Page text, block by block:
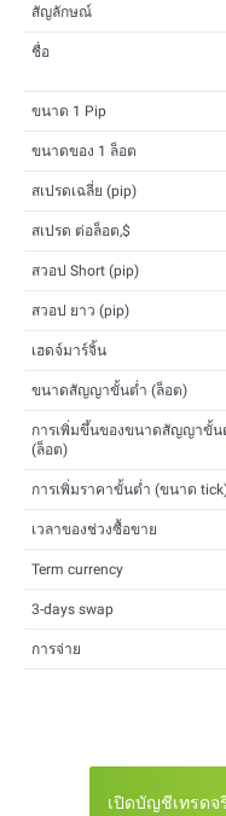
สัญลักษณ์
ชื่อ
ขนาด 1 Pip
ขนาดของ 1 ล็อต
สเปรดเฉลี่ย (pip)
สเปรด ต่อล็อต,$
สวอป Short (pip)
สวอป ยาว (pip)
เฮดจ์มาร์จิ้น
ขนาดสัญญาขั้นต่ำ (ล็อต)
การเพิ่มขึ้นของขนาดสัญญาขั้น
(ล็อต)
การเพิ่มราคาขั้นต่ำ (ขนาด
เวลาของช่วงซื้อขาย
Term currency
3-days swap
การจ่าย
เปิดบัญชีเทรดจ